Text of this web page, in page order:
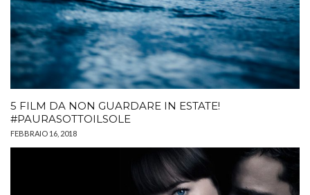
5 FILM DA NON GUARDARE IN ESTATE!
#PAURASOTTOILSOLE
FEBBRAIO 16, 2018